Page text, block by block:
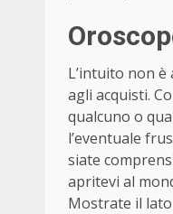
L’intuito non
agli acquisti.
qualcuno o
l’eventuale
siate
apritevi al
Mostrate il lato